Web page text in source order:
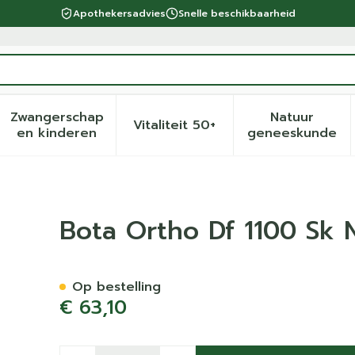
Apothekersadvies Snelle beschikbaarheid
verzorging en hygiëne categorie
voor Dieet, voeding en vitamines categorie
Zwangerschap
en kinderenToon submenu voor Zwangerschap en
Vitaliteit 50+Toon submenu voor
Natuur
geneeskunde
Toon
Bota Ortho Df 1100 Sk
€ 63,10
Op bestelling